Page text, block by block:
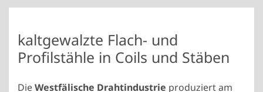
kaltgewalzte Flach- und
Profilstähle in Coils und Stäben
DieWestfälische Drahtindustrie produziert am